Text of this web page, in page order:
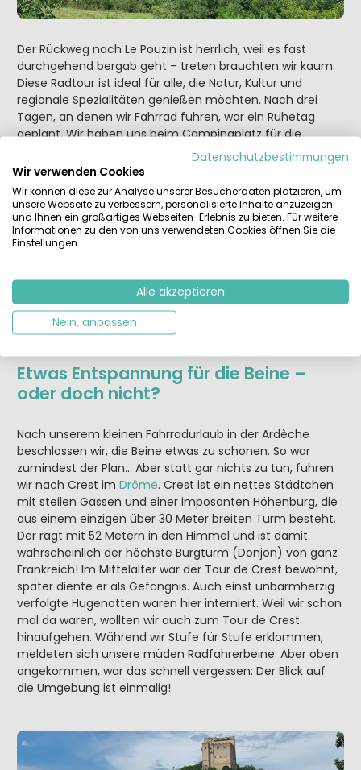
Der Rückweg nach Le Pouzin ist herrlich, weil es fast
durchgehend bergab geht – treten brauchten wir kaum.
Diese Radtour ist ideal für alle, die Natur, Kultur und
regionale Spezialitäten genießen möchten. Nach drei
Tagen, an denen wir Fahrrad fuhren, war ein Ruhetag
geplant. Wir haben uns beim Campingplatz für die
indische Reistafel angemeldet – ein Genuss in jeder
Hinsicht!
Etwas Entspannung für die Beine –
oder doch nicht?
Nach unserem kleinen Fahrradurlaub in der Ardèche
beschlossen wir, die Beine etwas zu schonen. So war
zumindest der Plan... Aber statt gar nichts zu tun, fuhren
wir nach Crest im Drôme. Crest ist ein nettes Städtchen
mit steilen Gassen und einer imposanten Höhenburg, die
aus einem einzigen über 30 Meter breiten Turm besteht.
Der ragt mit 52 Metern in den Himmel und ist damit
wahrscheinlich der höchste Burgturm (Donjon) von ganz
Frankreich! Im Mittelalter war der Tour de Crest bewohnt,
später diente er als Gefängnis. Auch einst unbarmherzig
verfolgte Hugenotten waren hier interniert. Weil wir schon
mal da waren, wollten wir auch zum Tour de Crest
hinaufgehen. Während wir Stufe für Stufe erklommen,
meldeten sich unsere müden Radfahrerbeine. Aber oben
angekommen, war das schnell vergessen: Der Blick auf
die Umgebung ist einmalig!
Datenschutzbestimmungen
Wir verwenden Cookies
Wir können diese zur Analyse unserer Besucherdaten platzieren, um
unsere Webseite zu verbessern, personalisierte Inhalte anzuzeigen
und Ihnen ein großartiges Webseiten-Erlebnis zu bieten. Für weitere
Informationen zu den von uns verwendeten Cookies öffnen Sie die
Einstellungen.
Alle akzeptieren
Nein, anpassen